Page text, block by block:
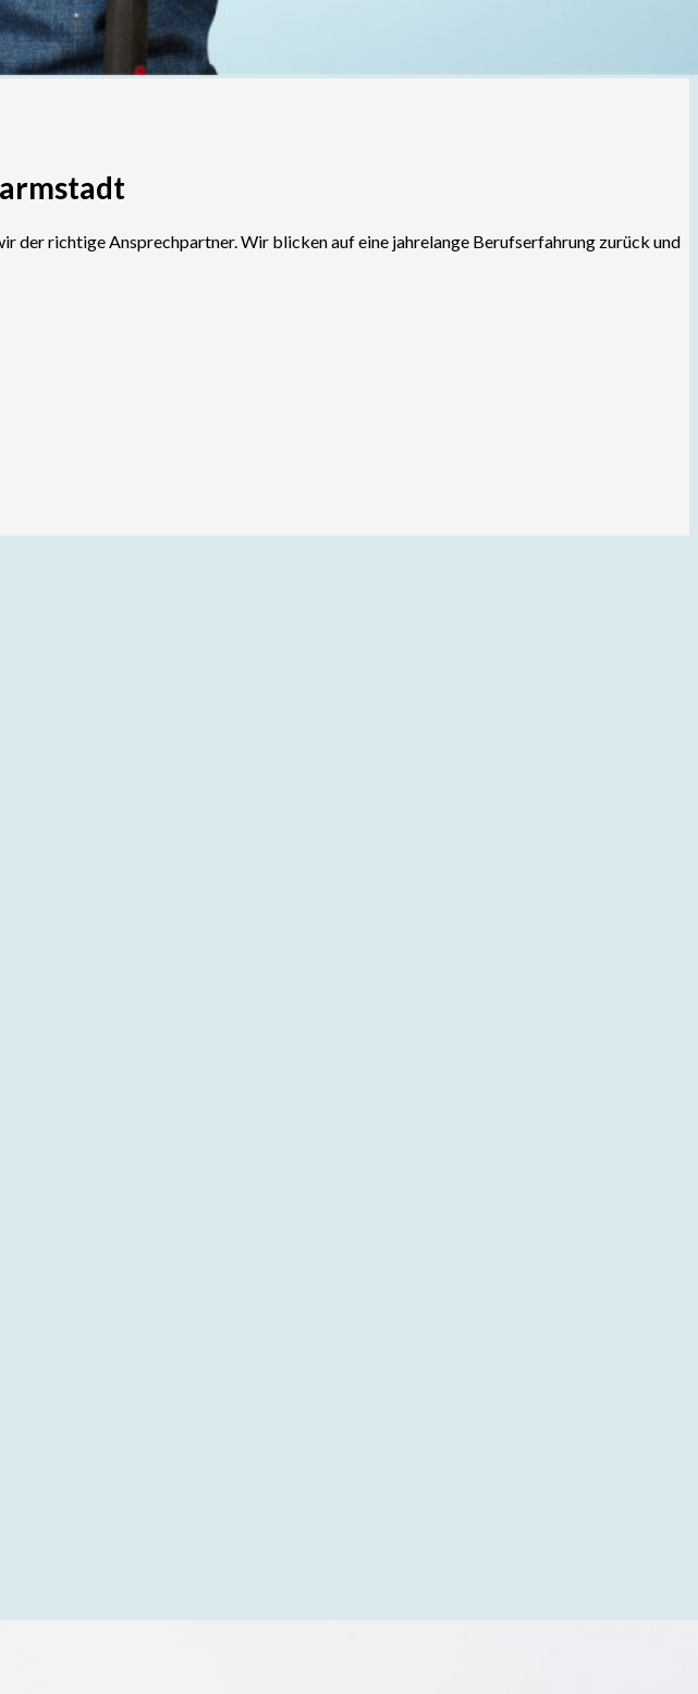
der richtige Ansprechpartner. Wir blicken auf eine jahrelange Berufserfahrung zurück und